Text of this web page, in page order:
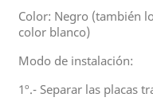
Color: Negro (también
color blanco)
Modo de instalación:
1º.- Separar las placas